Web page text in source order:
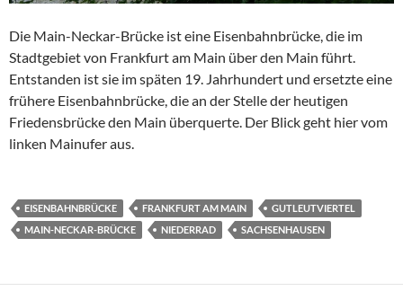
Die Main-Neckar-Brücke ist eine Eisenbahnbrücke, die im
Stadtgebiet von Frankfurt am Main über den Main führt.
Entstanden ist sie im späten 19. Jahrhundert und ersetzte eine
frühere Eisenbahnbrücke, die an der Stelle der heutigen
Friedensbrücke den Main überquerte. Der Blick geht hier vom
linken Mainufer aus.
EISENBAHNBRÜCKE FRANKFURT AM MAIN
GUTLEUTVIERTEL
MAIN-NECKAR-BRÜCKE
NIEDERRAD SACHSENHAUSEN